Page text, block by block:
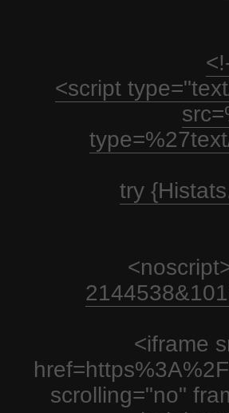
<script
try
<iframe
scrolling="no"